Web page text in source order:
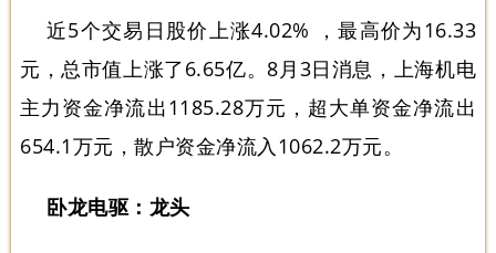
近5个交易日股价上涨4.02% ，最高价为16.33
元，总市值上涨了6.65亿。8月3日消息，上海机电
主力资金净流出1185.28万元，超大单资金净流出
654.1万元，散户资金净流入1062.2万元。
卧龙电驱：龙头